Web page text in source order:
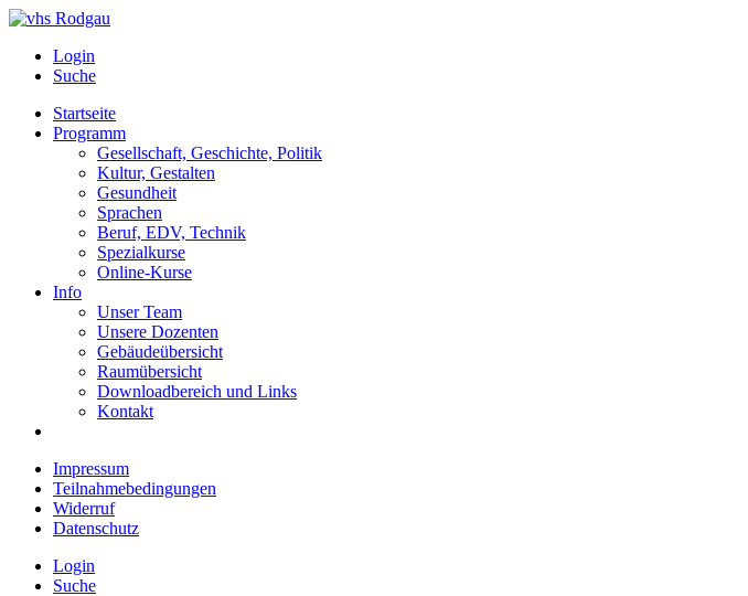
Login
Suche
Startseite
Programm
Gesellschaft, Geschichte, Politik
Kultur, Gestalten
Gesundheit
Sprachen
Beruf, EDV, Technik
Spezialkurse
Online-Kurse
Info
Unser Team
Unsere Dozenten
Gebäudeübersicht
Raumübersicht
Downloadbereich und Links
Kontakt
Impressum
Teilnahmebedingungen
Widerruf
Datenschutz
Login
Suche